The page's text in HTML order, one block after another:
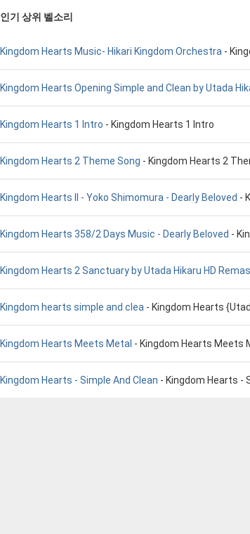
인기 상위 벨소리
Kingdom Hearts Music- Hikari Kingdom Orchestra - Kingdom
Kingdom Hearts Opening Simple and Clean by Utada
Kingdom Hearts 1 Intro - Kingdom Hearts 1 Intro
Kingdom Hearts 2 Theme Song - Kingdom Hearts 2
Kingdom Hearts II - Yoko Shimomura - Dearly Beloved - Kingdom
Kingdom Hearts 358/2 Days Music - Dearly Beloved - Kingdom Hearts
Kingdom Hearts 2 Sanctuary by Utada Hikaru HD
Kingdom hearts simple and clea - Kingdom Hearts
Kingdom Hearts Meets Metal - Kingdom Hearts Meets
Kingdom Hearts - Simple And Clean - Kingdom Hearts - Simple